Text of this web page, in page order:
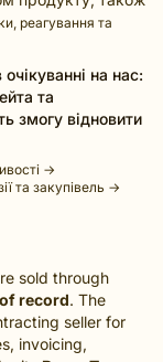
реагування та
на нас:
та
змогу відновити
→
та закупівель →
sold through
record. The
seller for
invoicing,